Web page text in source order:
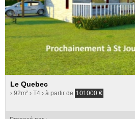
Le Quebec
› 92m² › T4 › à partir de 101000 €